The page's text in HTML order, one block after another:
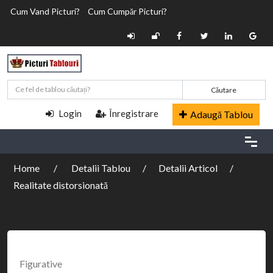
Cum Vand Picturi? Cum Cumpăr Picturi?
Căutare
Login Înregistrare Adaugă Tablou
Home Detalii Tablou
Detalii Articol
Realitate distorsionată
Figurative